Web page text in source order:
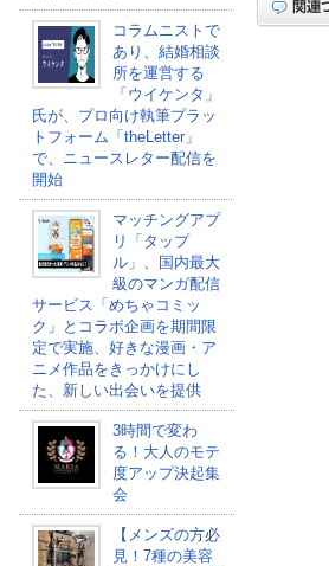
コラムニストで
あり、結婚相談
所を運営する
「ウイケンタ」
氏が、プロ向け執筆プラッ
トフォーム「theLetter」
で、ニュースレター配信を
開始
マッチングアプ
リ「タップ
ル」、国内最大
級のマンガ配信
サービス「めちゃコミッ
ク」とコラボ企画を期間限
定で実施、好きな漫画・ア
ニメ作品をきっかけにし
た、新しい出会いを提供
3時間で変わ
る！大人のモテ
度アップ決起集
会
【メンズの方必
見！7種の美容